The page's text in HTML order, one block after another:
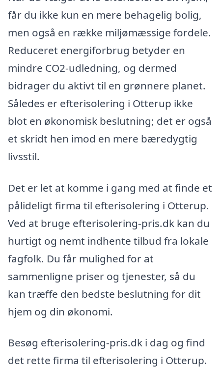
får du ikke kun en mere behagelig bolig,
men også en række miljømæssige fordele.
Reduceret energiforbrug betyder en
mindre CO2-udledning, og dermed
bidrager du aktivt til en grønnere planet.
Således er efterisolering i Otterup ikke
blot en økonomisk beslutning; det er også
et skridt hen imod en mere bæredygtig
livsstil.
Det er let at komme i gang med at finde et
pålideligt firma til efterisolering i Otterup.
Ved at bruge efterisolering-pris.dk kan du
hurtigt og nemt indhente tilbud fra lokale
fagfolk. Du får mulighed for at
sammenligne priser og tjenester, så du
kan træffe den bedste beslutning for dit
hjem og din økonomi.
Besøg efterisolering-pris.dk i dag og find
det rette firma til efterisolering i Otterup.